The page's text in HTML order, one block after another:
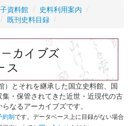
資料館 / 史料利用案内 /
/ 既刊史料目録 /
）とそれを継承した国立史料館、国
・保管されてきた近世・近現代の古
なるアーカイブズです。
約制です。データベース上に目録がない場合